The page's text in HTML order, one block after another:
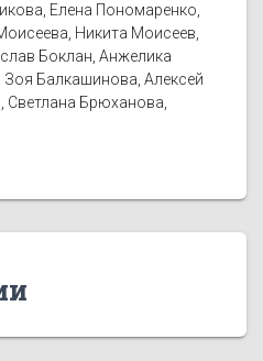
Елена Пономаренко,
Никита Моисеев,
Боклан, Анжелика
Зоя Балкашинова, Алексей
Светлана Брюханова,